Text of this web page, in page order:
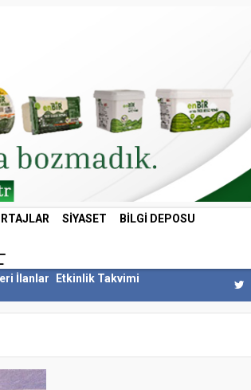
SIYASET BILGI DEPOSU
İlanlar
Etkinlik Takvimi